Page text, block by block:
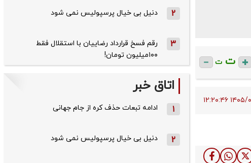
ت ت
۱۲:۲۰:۴۶
2 دنیل بی خیال پرسپولیس نمی شود
3
رقم فسخ قرارداد رضاییان با استقلال فقط
۱۰۰میلیون تومان!
اتاق خبر
1 ادامه تبعات حذف کره از جام جهانی
2 دنیل بی خیال پرسپولیس نمی شود